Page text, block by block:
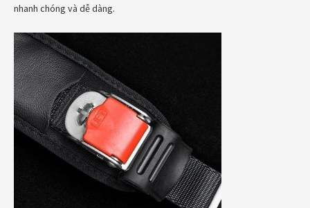
nhanh chóng và dễ dàng.